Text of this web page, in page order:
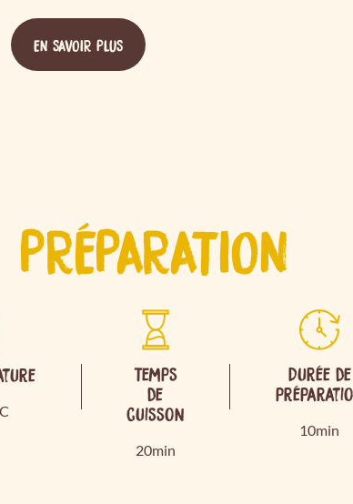
EN SAVOIR PLUS
PRÉPARATION
Temps
de
cuisson
20min
Durée de
10min